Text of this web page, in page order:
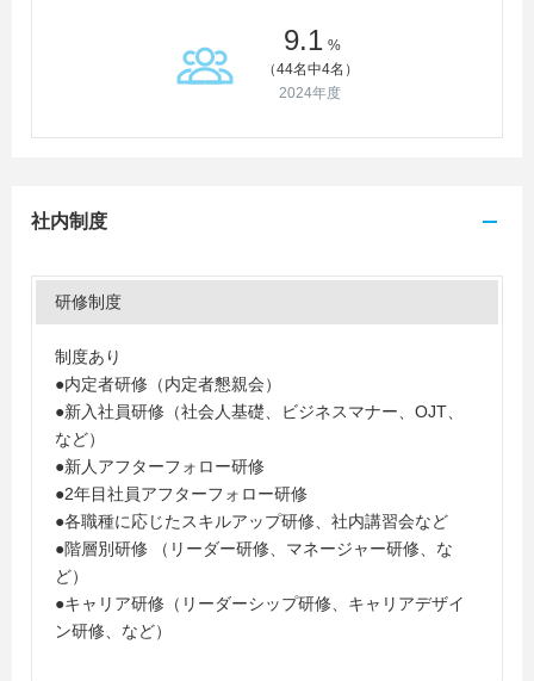
9.1 %
（44名中4名）
2024年度
社内制度
研修制度
制度あり
●内定者研修（内定者懇親会）
●新入社員研修（社会人基礎、ビジネスマナー、OJT、
など）
●新人アフターフォロー研修
●2年目社員アフターフォロー研修
●各職種に応じたスキルアップ研修、社内講習会など
●階層別研修 （リーダー研修、マネージャー研修、な
ど）
●キャリア研修（リーダーシップ研修、キャリアデザイ
ン研修、など）